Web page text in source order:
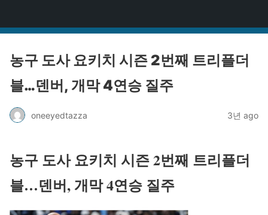
농구 도사 요키치 시즌 2번째 트리플더
블…덴버, 개막 4연승 질주
oneeyedtazza 3년 ago
농구 도사 요키치 시즌 2번째 트리플더
블…덴버, 개막 4연승 질주